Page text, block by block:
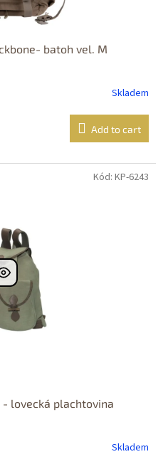
batoh vel. M
Skladem
Add to cart
lovecká plachtovina
Skladem
Kód: KP-6243